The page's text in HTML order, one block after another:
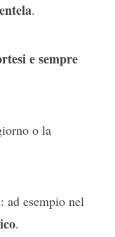
.
e sempre
o la
: ad esempio nel
.